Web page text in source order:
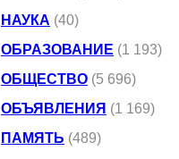
НАУКА (40)
ОБРАЗОВАНИЕ (1 193)
ОБЩЕСТВО (5 696)
ОБЪЯВЛЕНИЯ (1 169)
ПАМЯТЬ (489)